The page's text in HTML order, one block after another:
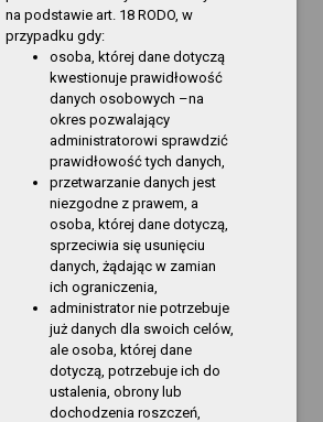
2015-12-03
09:55:45
Kopija
2015-12-03
09:52:52
Kopija
2015-12-03
09:52:35
Kopija
2015-12-03
09:51:42
Kopija
2015-12-03
09:51:17
Kopija
2015-12-03
09:50:43
Kopija
2015-12-03
09:47:09
Kopija
2015-12-03
09:43:20
Kopija
2015-12-03
Kopija
na podstawie art. 18 RODO, w
przypadku gdy:
osoba, której dane dotyczą
kwestionuje prawidłowość
danych osobowych –na
okres pozwalający
administratorowi sprawdzić
prawidłowość tych danych,
przetwarzanie danych jest
niezgodne z prawem, a
osoba, której dane dotyczą,
sprzeciwia się usunięciu
danych, żądając w zamian
ich ograniczenia,
administrator nie potrzebuje
już danych dla swoich celów,
ale osoba, której dane
dotyczą, potrzebuje ich do
ustalenia, obrony lub
dochodzenia roszczeń,